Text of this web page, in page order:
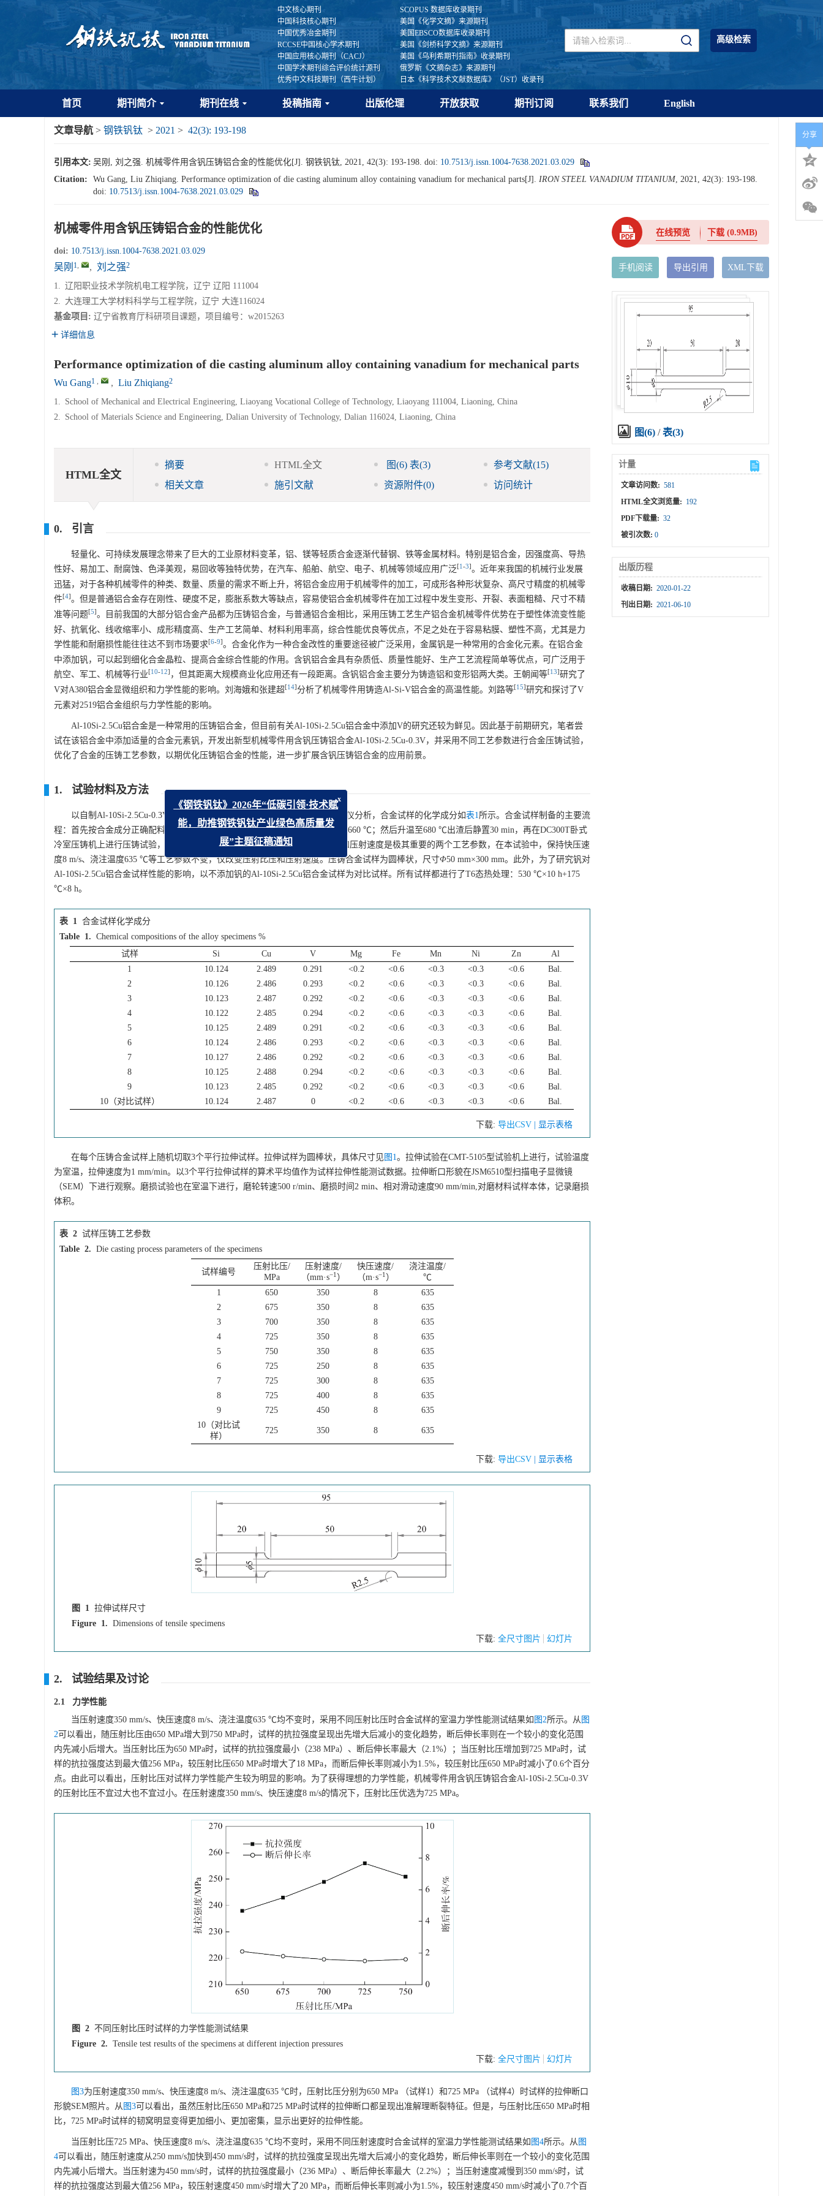
中文核心期刊
SCOPUS 数据库收录期刊
中国科技核心期刊
美国《化学文摘》来源期刊
中国优秀冶金期刊
美国EBSCO数据库收录期刊
RCCSE中国核心学术期刊
美国《剑桥科学文摘》来源期刊
中国应用核心期刊（CACJ）
美国《乌利希期刊指南》收录期刊
中国学术期刊综合评价统计源刊
俄罗斯《文摘杂志》来源期刊
优秀中文科技期刊（西牛计划）
日本《科学技术文献数据库》（JST）收录刊
高级检索
首页 期刊简介 期刊在线 投稿指南 出版伦理 开放获取 期刊订阅 联系我们 English
文章导航 > 钢铁钒钛 > 2021 > 42(3): 193-198
引用本文: 吴刚, 刘之强. 机械零件用含钒压铸铝合金的性能优化[J]. 钢铁钒钛, 2021, 42(3): 193-198. doi: 10.7513/j.issn.1004-7638.2021.03.029
Citation:
Wu Gang, Liu Zhiqiang. Performance optimization of die casting aluminum alloy containing vanadium for mechanical parts[J]. IRON STEEL VANADIUM TITANIUM, 2021, 42(3): 193-198.
doi: 10.7513/j.issn.1004-7638.2021.03.029
机械零件用含钒压铸铝合金的性能优化
doi: 10.7513/j.issn.1004-7638.2021.03.029
吴刚 1, , 刘之强2
1. 辽阳职业技术学院机电工程学院，辽宁 辽阳 111004
2. 大连理工大学材料科学与工程学院，辽宁 大连116024
基金项目: 辽宁省教育厅科研项目课题，项目编号：w2015263
详细信息
Performance optimization of die casting aluminum alloy containing vanadium for mechanical parts
Wu Gang1 , , Liu Zhiqiang2
1. School of Mechanical and Electrical Engineering, Liaoyang Vocational College of Technology, Liaoyang 111004, Liaoning, China
2. School of Materials Science and Engineering, Dalian University of Technology, Dalian 116024, Liaoning, China
HTML全文
摘要 HTML全文 图(6) 表(3) 参考文献(15)
相关文章
施引文献 资源附件(0) 访问统计
0. 引言
轻量化、可持续发展理念带来了巨大的工业原材料变革，铝、镁等轻质合金逐渐代替钢、铁等金属材料。特别是铝合金，因强度高、导热
性好、易加工、耐腐蚀、色泽美观，易回收等独特优势，在汽车、船舶、航空、电子、机械等领域应用广泛[1 -3]。近年来我国的机械行业发展
迅猛，对于各种机械零件的种类、数量、质量的需求不断上升，将铝合金应用于机械零件的加工，可成形各种形状复杂、高尺寸精度的机械零
件[4]。但是普通铝合金存在刚性、硬度不足，膨胀系数大等缺点，容易使铝合金机械零件在加工过程中发生变形、开裂、表面粗糙、尺寸不精
准等问题[5]。目前我国的大部分铝合金产品都为压铸铝合金，与普通铝合金相比，采用压铸工艺生产铝合金机械零件优势在于塑性体流变性能
好、抗氧化、线收缩率小、成形精度高、生产工艺简单、材料利用率高，综合性能优良等优点，不足之处在于容易粘膜、塑性不高，尤其是力
学性能和耐磨损性能往往达不到市场要求[6-9]。合金化作为一种合金改性的重要途径被广泛采用，金属钒是一种常用的合金化元素。在铝合金
中添加钒，可以起到细化合金晶粒、提高合金综合性能的作用。含钒铝合金具有杂质低、质量性能好、生产工艺流程简单等优点，可广泛用于
航空、军工、机械等行业[10-12] ，但其距离大规模商业化应用还有一段距离。含钒铝合金主要分为铸造铝和变形铝两大类。王朝闻等[13]研究了
V对A380铝合金显微组织和力学性能的影响。刘海娥和张建超[14]分析了机械零件用铸造Al-Si-V铝合金的高温性能。刘路等[15]研究和探讨了V
元素对2519铝合金组织与力学性能的影响。
Al-10Si-2.5Cu铝合金是一种常用的压铸铝合金，但目前有关Al-10Si-2.5Cu铝合金中添加V的研究还较为鲜见。因此基于前期研究，笔者尝
试在该铝合金中添加适量的合金元素钒，开发出新型机械零件用含钒压铸铝合金Al-10Si-2.5Cu-0.3V，并采用不同工艺参数进行合金压铸试验，
优化了合金的压铸工艺参数，以期优化压铸铝合金的性能，进一步扩展含钒压铸铝合金的应用前景。
1. 试验材料及方法
以自制Al-10Si-2.5Cu-0.3V新型压铸铝合金为研究对象，经X射线荧光光谱仪分析，合金试样的化学成分如表1所示。合金试样制备的主要流
程：首先按合金成分正确配料；接着在YFL-50型中频熔炼炉中熔炼，熔炼温度660 ℃；然后升温至680 ℃出渣后静置30 min，再在DC300T卧式
冷室压铸机上进行压铸试验，其工艺参数见
表2。由于压铸过程中，压射比压和压射速度是极其重要的两个工艺参数，在本试验中，保持快压速
度8 m/s、浇注温度635 ℃等工艺参数不变，仅改变压射比压和压射速度。压铸合金试样为圆棒状，尺寸Φ50 mm×300 mm。此外，为了研究钒对
Al-10Si-2.5Cu铝合金试样性能的影响，以不添加钒的Al-10Si-2.5Cu铝合金试样为对比试样。所有试样都进行了T6态热处理：530 ℃×10 h+175
℃×8 h。
表 1 合金试样化学成分
Table 1. Chemical compositions of the alloy specimens %
试样
Si Cu V Mg Fe Mn Ni Zn
Al
1
10.124 2.489 0.291 <0.2 <0.6 <0.3 <0.3 <0.6
Bal.
2
10.126 2.486 0.293 <0.2 <0.6 <0.3 <0.3 <0.6
Bal.
3
10.123 2.487 0.292 <0.2 <0.6 <0.3 <0.3 <0.6
Bal.
4
10.122 2.485 0.294 <0.2 <0.6 <0.3 <0.3 <0.6
Bal.
5
10.125 2.489 0.291 <0.2 <0.6 <0.3 <0.3 <0.6
Bal.
6
10.124 2.486 0.293 <0.2 <0.6 <0.3 <0.3 <0.6
Bal.
7
10.127 2.486 0.292 <0.2 <0.6 <0.3 <0.3 <0.6
Bal.
8
10.125 2.488 0.294 <0.2 <0.6 <0.3 <0.3 <0.6
Bal.
9
10.123 2.485 0.292 <0.2 <0.6 <0.3 <0.3 <0.6
Bal.
10（对比试样）
10.124 2.487 0 <0.2 <0.6 <0.3 <0.3 <0.6 Bal.
下载: 导出CSV | 显示表格
在每个压铸合金试样上随机切取3个平行拉伸试样。拉伸试样为圆棒状，具体尺寸见图1。拉伸试验在CMT-5105型试验机上进行，试验温度
为室温，拉伸速度为1 mm/min。以3个平行拉伸试样的算术平均值作为试样拉伸性能测试数据。拉伸断口形貌在JSM6510型扫描电子显微镜
（SEM）下进行观察。磨损试验也在室温下进行，磨轮转速500 r/min、磨损时间2 min、相对滑动速度90 mm/min,对磨材料试样本体，记录磨损
体积。
表 2 试样压铸工艺参数
Table 2. Die casting process parameters of the specimens
试样编号
压射比压/
MPa
压射速度/
（mm·s−1 ）
快压速度/
（m·s−1 ）
浇注温度/
℃
1
650 350 8
635
2
675 350 8
635
3
700 350 8
635
4
725 350 8
635
5
750 350 8
635
6
725 250 8
635
7
725 300 8
635
8
725 400 8
635
9
725 450 8
635
10（对比试
样）
725 350 8 635
下载: 导出CSV | 显示表格
图 1 拉伸试样尺寸
Figure 1. Dimensions of tensile specimens
下载: 全尺寸图片 幻灯片
2. 试验结果及讨论
2.1 力学性能
当压射速度350 mm/s、快压速度8 m/s、浇注温度635 ℃均不变时，采用不同压射比压时合金试样的室温力学性能测试结果如 图2所示。从 图
2可以看出，随压射比压由650 MPa增大到750 MPa时，试样的抗拉强度呈现出先增大后减小的变化趋势，断后伸长率则在一个较小的变化范围
内先减小后增大。当压射比压为650 MPa时，试样的抗拉强度最小（238 MPa）、断后伸长率最大（2.1%）；当压射比压增加到725 MPa时，试
样的抗拉强度达到最大值256 MPa，较压射比压650 MPa时增大了18 MPa，而断后伸长率则减小为1.5%，较压射比压650 MPa时减小了0.6个百分
点。由此可以看出，压射比压对试样力学性能产生较为明显的影响。为了获得理想的力学性能，机械零件用含钒压铸铝合金Al-10Si-2.5Cu-0.3V
的压射比压不宜过大也不宜过小。在压射速度350 mm/s、快压速度8 m/s的情况下，压射比压优选为725 MPa。
图 2 不同压射比压时试样的力学性能测试结果
Figure 2. Tensile test results of the specimens at different injection pressures
下载: 全尺寸图片 幻灯片
图3为压射速度350 mm/s、快压速度8 m/s、浇注温度635 ℃时，压射比压分别为650 MPa （试样1）和725 MPa （试样4）时试样的拉伸断口
形貌SEM照片。从 图3可以看出，虽然压射比压650 MPa和725 MPa时试样的拉伸断口都呈现出准解理断裂特征。但是，与压射比压650 MPa时相
比，725 MPa时试样的韧窝明显变得更加细小、更加密集，显示出更好的拉伸性能。
当压射比压725 MPa、快压速度8 m/s、浇注温度635 ℃均不变时，采用不同压射速度时合金试样的室温力学性能测试结果如 图4所示。从 图
4可以看出，随压射速度从250 mm/s加快到450 mm/s时，试样的抗拉强度呈现出先增大后减小的变化趋势，断后伸长率则在一个较小的变化范围
内先减小后增大。当压射速为450 mm/s时，试样的抗拉强度最小（236 MPa）、断后伸长率最大（2.2%）；当压射速度减慢到350 mm/s时，试
样的抗拉强度达到最大值256 MPa，较压射速度450 mm/s时增大了20 MPa，而断后伸长率则减小为1.5%，较压射速度450 mm/s时减小了0.7个百
在线预览 下载(0.9MB)
手机阅读 导出引用 XML下载
图(6) /表(3)
计量
文章访问数: 581
HTML全文浏览量: 192
PDF下载量: 32
被引次数:0
出版历程
收稿日期: 2020-01-22
刊出日期: 2021-06-10
分享
x
《钢铁钒钛》2026年“低碳引领·技术赋
能，助推钢铁钒钛产业绿色高质量发
展”主题征稿通知